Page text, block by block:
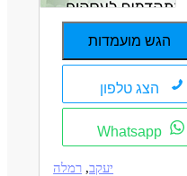
הגש מועמדות
הצג טלפון
Whatsapp
יעקב, רמלה